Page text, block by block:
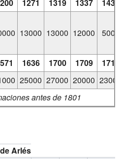
1271 1319 1337 1438
13000 13000 12000 5000
1636 1700 1709
1719
25000 27000 20000 23000
antes de 1801
Arlés